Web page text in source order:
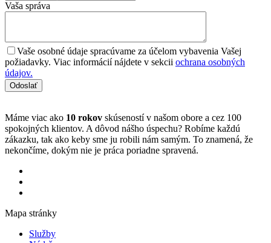
Vaša správa
Vaše osobné údaje spracúvame za účelom vybavenia Vašej
požiadavky. Viac informácií nájdete v sekcii ochrana osobných
údajov.
Máme viac ako 10 rokov skúseností v našom obore a cez 100
spokojných klientov. A dôvod nášho úspechu? Robíme každú
zákazku, tak ako keby sme ju robili nám samým. To znamená, že
nekončíme, dokým nie je práca poriadne spravená.
Mapa stránky
Služby